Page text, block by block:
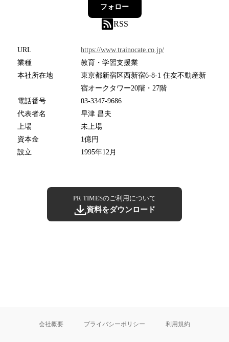
フォロー
RSS
URL
https://www.trainocate.co.jp/
業種
教育・学習支援業
本社所在地
東京都新宿区西新宿6-8-1 住友不動産新
宿オークタワー20階・27階
電話番号
03-3347-9686
代表者名
早津 昌夫
上場
未上場
資本金
1億円
設立
1995年12月
PR TIMESのご利用について
資料をダウンロード
会社概要 プライバシーポリシー 利用規約